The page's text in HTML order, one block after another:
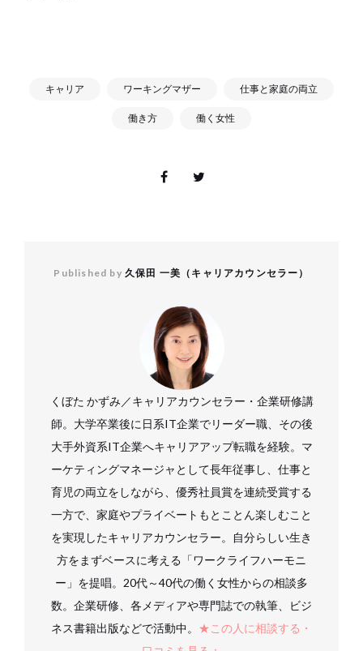
キャリア ワーキングマザー 仕事と家庭の両立
働き方 働く女性
Published by 久保田 一美（キャリアカウンセラー）
くぼた かずみ／キャリアカウンセラー・企業研修講
師。大学卒業後に日系IT企業でリーダー職、その後
大手外資系IT企業へキャリアアップ転職を経験。マ
ーケティングマネージャとして長年従事し、仕事と
育児の両立をしながら、優秀社員賞を連続受賞する
一方で、家庭やプライベートもとことん楽しむこと
を実現したキャリアカウンセラー。自分らしい生き
方をまずベースに考える「ワークライフハーモニ
ー」を提唱。20代～40代の働く女性からの相談多
数。企業研修、各メディアや専門誌での執筆、ビジ
ネス書籍出版などで活動中。 ★この人に相談する・